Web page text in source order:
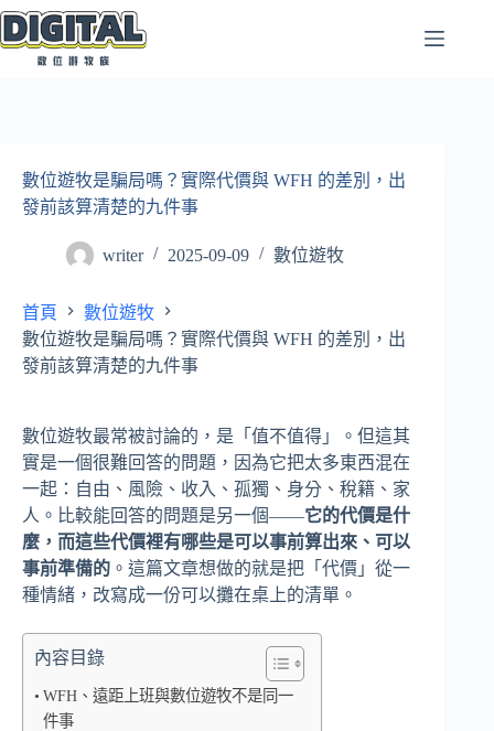
跳
至
數位遊牧是騙局嗎？實際代價與 WFH 的差別，出
發前該算清楚的九件事
writer 2025-09-09 數位遊牧
首頁
數位遊牧
數位遊牧是騙局嗎？實際代價與 WFH 的差別，出
發前該算清楚的九件事
數位遊牧最常被討論的，是「值不值得」。但這其
實是一個很難回答的問題，因為它把太多東西混在
一起：自由、風險、收入、孤獨、身分、稅籍、家
人。比較能回答的問題是另一個——它的代價是什
麼，而這些代價裡有哪些是可以事前算出來、可以
事前準備的 。這篇文章想做的就是把「代價」從一
種情緒，改寫成一份可以攤在桌上的清單。
內容目錄
WFH、遠距上班與數位遊牧不是同一
件事